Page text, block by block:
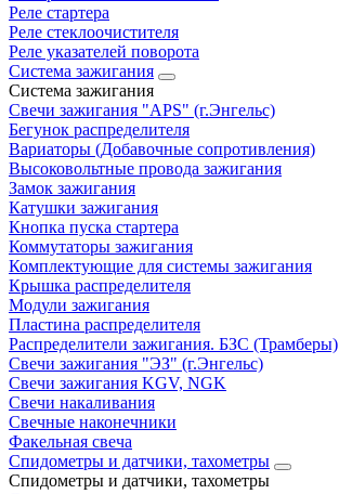
Реле стартера
Реле стеклоочистителя
Реле указателей поворота
Система зажигания
Система зажигания
Свечи зажигания "APS" (г.Энгельс)
Бегунок распределителя
Вариаторы (Добавочные сопротивления)
Высоковольтные провода зажигания
Замок зажигания
Катушки зажигания
Кнопка пуска стартера
Коммутаторы зажигания
Комплектующие для системы зажигания
Крышка распределителя
Модули зажигания
Пластина распределителя
Распределители зажигания. БЗС (Трамберы)
Свечи зажигания "ЭЗ" (г.Энгельс)
Свечи зажигания KGV, NGK
Свечи накаливания
Свечные наконечники
Факельная свеча
Спидометры и датчики, тахометры
Спидометры и датчики, тахометры